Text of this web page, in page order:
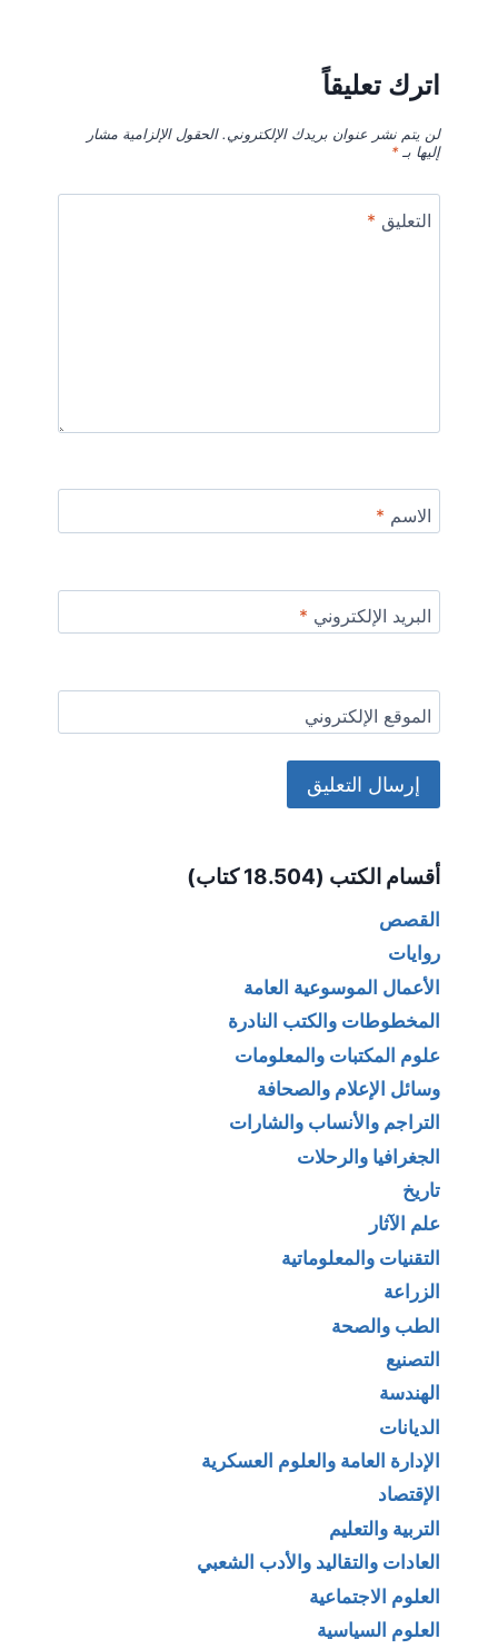
اترك تعليقاً
لن يتم نشر عنوان بريدك الإلكتروني. الحقول الإلزامية مشار
إليها بـ*
التعليق *
الاسم *
البريد الإلكتروني *
الموقع الإلكتروني
أقسام الكتب (18.504 كتاب)
القصص
روايات
الأعمال الموسوعية العامة
المخطوطات والكتب النادرة
علوم المكتبات والمعلومات
وسائل الإعلام والصحافة
التراجم والأنساب والشارات
الجغرافيا والرحلات
تاريخ
علم الآثار
التقنيات والمعلوماتية
الزراعة
الطب والصحة
التصنيع
الهندسة
الديانات
الإدارة العامة والعلوم العسكرية
الإقتصاد
التربية والتعليم
العادات والتقاليد والأدب الشعبي
العلوم الاجتماعية
العلوم السياسية